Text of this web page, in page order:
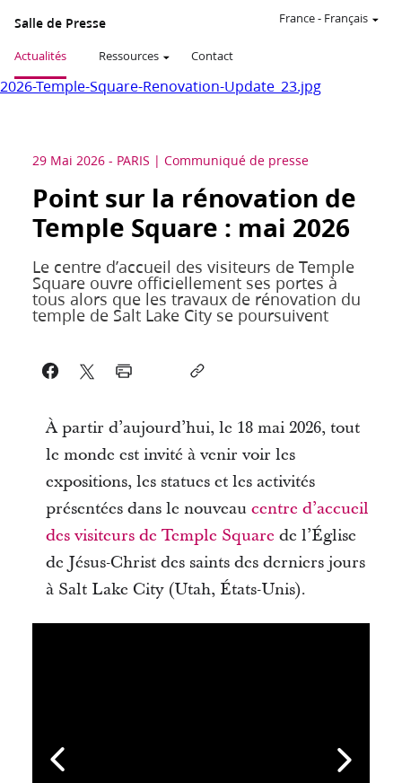
Salle de Presse
Actualités Ressources Contact
France- Français
2026-Temple-Square-Renovation-Update_23.jpg
29 Mai 2026 - PARIS Communiqué de presse
Point sur la rénovation de
Temple Square : mai 2026
Le centre d’accueil des visiteurs de Temple
Square ouvre officiellement ses portes à
tous alors que les travaux de rénovation du
temple de Salt Lake City se poursuivent
À partir d’aujourd’hui, le 18 mai 2026, tout
le monde est invité à venir voir les
expositions, les statues et les activités
présentées dans le nouveau centre d’accueil
des visiteurs de Temple Square de l’Église
de Jésus-Christ des saints des derniers jours
à Salt Lake City (Utah, États-Unis).